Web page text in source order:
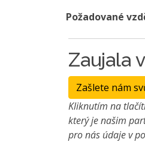
Požadované
Zaujala
Zašlete nám
Kliknutím na
který je našim
pro nás údaje v